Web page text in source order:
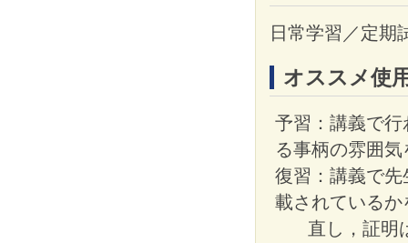
日常学習／定期
オススメ使
予習：講義で
る事柄の雰囲
復習：講義で
載されている
直し，証明